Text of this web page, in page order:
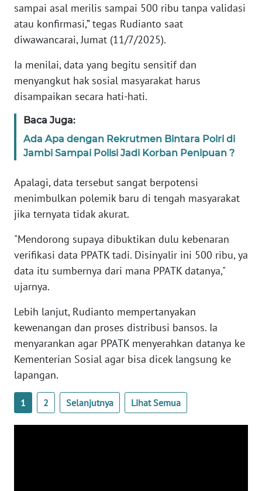
sampai asal merilis sampai 500 ribu tanpa validasi
atau konfirmasi,” tegas Rudianto saat
diwawancarai, Jumat (11/7/2025).
Ia menilai, data yang begitu sensitif dan
menyangkut hak sosial masyarakat harus
disampaikan secara hati-hati.
Baca Juga:
Ada Apa dengan Rekrutmen Bintara Polri di
Jambi Sampai Polisi Jadi Korban Penipuan ?
Apalagi, data tersebut sangat berpotensi
menimbulkan polemik baru di tengah masyarakat
jika ternyata tidak akurat.
"Mendorong supaya dibuktikan dulu kebenaran
verifikasi data PPATK tadi. Disinyalir ini 500 ribu, ya
data itu sumbernya dari mana PPATK datanya,"
ujarnya.
Lebih lanjut, Rudianto mempertanyakan
kewenangan dan proses distribusi bansos. Ia
menyarankan agar PPATK menyerahkan datanya ke
Kementerian Sosial agar bisa dicek langsung ke
lapangan.
1 2 Selanjutnya Lihat Semua
DISCLAIMER
News
Regional
SUMUT
WN
WN
WN
BANTEN
NTT
WN
PAPUA
WN
PAPUA